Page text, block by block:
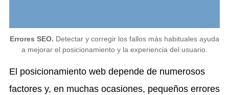
Errores SEO. Detectar y corregir los fallos más habituales ayuda
a mejorar el posicionamiento y la experiencia del usuario.
El posicionamiento web depende de numerosos
factores y, en muchas ocasiones, pequeños errores